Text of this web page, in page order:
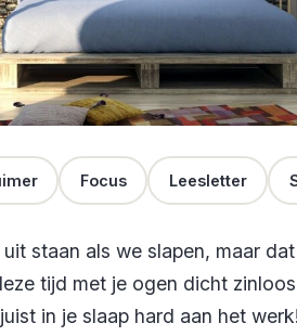
Focus Leesletter
staan als we slapen, maar dat
tijd met je ogen dicht
in je slaap hard aan het